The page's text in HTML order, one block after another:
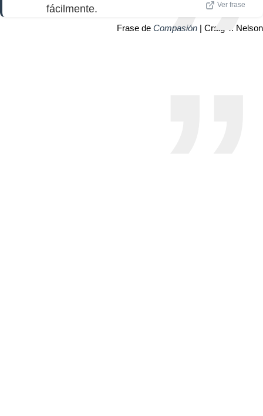
fácilmente.
Ver frase
Frase de Compasión | Craig T. Nelson